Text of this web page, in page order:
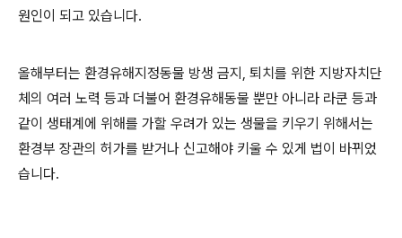
원인이 되고 있습니다.
올해부터는 환경유해지정동물 방생 금지 , 퇴치를 위한 지방자치단
체의 여러 노력 등과 더불어 환경유해동물 뿐만 아니라 라쿤 등과
같이 생태계에 위해를 가할 우려가 있는 생물을 키우기 위해서는
환경부 장관의 허가를 받거나 신고해야 키울 수 있게 법이 바뀌었
습니다.